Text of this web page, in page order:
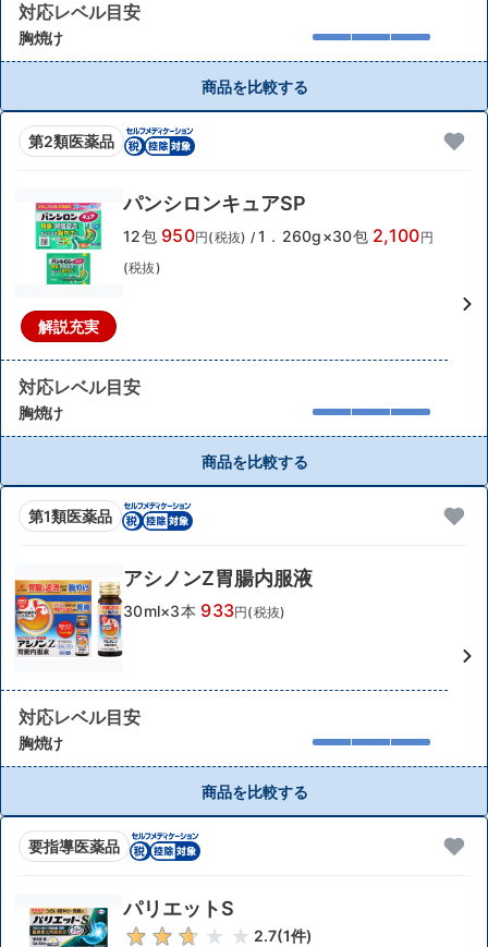
対応レベル目安
胸焼け
商品を比較する
第2類医薬品
解説充実
パンシロンキュアSP
12包 950円(税抜) / 1．260g×30包 2,100円
(税抜)
対応レベル目安
胸焼け
商品を比較する
第1類医薬品
アシノンZ胃腸内服液
30ml×3本 933円(税抜)
対応レベル目安
胸焼け
商品を比較する
要指導医薬品
パリエットS
2.7(1件)